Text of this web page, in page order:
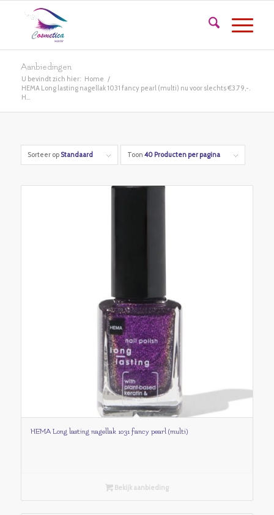
Aanbiedingen
U bevindt zich hier: Home /
HEMA Long lasting nagellak 1031 fancy pearl (multi) nu voor slechts €3.79,-.
H...
Sorteer op Standaard Toon 40 Producten per pagina
HEMA Long lasting nagellak 1031 fancy pearl (multi)
Bekijk aanbieding